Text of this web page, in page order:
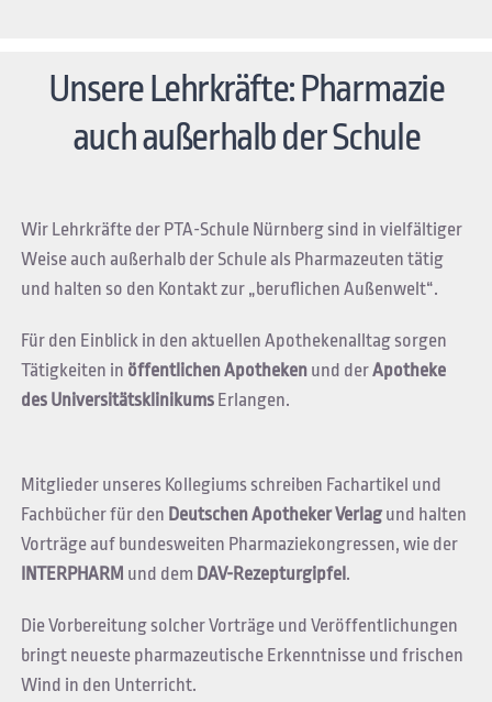
Unsere Lehrkräfte: Pharmazie
auch außerhalb der Schule
Wir Lehrkräfte der PTA-Schule Nürnberg sind in vielfältiger
Weise auch außerhalb der Schule als Pharmazeuten tätig
und halten so den Kontakt zur „beruflichen Außenwelt“.
Für den Einblick in den aktuellen Apothekenalltag sorgen
Tätigkeiten in öffentlichen Apotheken und derApotheke
des Universitätsklinikums Erlangen.
Mitglieder unseres Kollegiums schreiben Fachartikel und
Fachbücher für den Deutschen Apotheker Verlag und halten
Vorträge auf bundesweiten Pharmaziekongressen, wie der
INTERPHARM und dem DAV-Rezepturgipfel.
Die Vorbereitung solcher Vorträge und Veröffentlichungen
bringt neueste pharmazeutische Erkenntnisse und frischen
Wind in den Unterricht.